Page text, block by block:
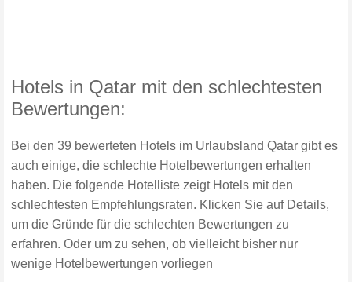
Hotels in Qatar mit den schlechtesten
Bewertungen:
Bei den 39 bewerteten Hotels im Urlaubsland Qatar gibt es
auch einige, die schlechte Hotelbewertungen erhalten
haben. Die folgende Hotelliste zeigt Hotels mit den
schlechtesten Empfehlungsraten. Klicken Sie auf Details,
um die Gründe für die schlechten Bewertungen zu
erfahren. Oder um zu sehen, ob vielleicht bisher nur
wenige Hotelbewertungen vorliegen